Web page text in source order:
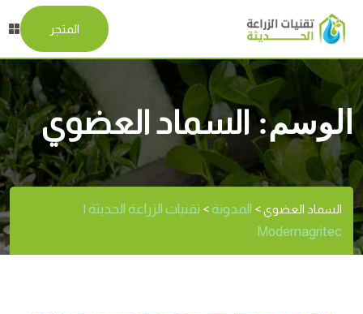
المتجر
الوسم:السماد العضوي
السماد العضوي> المدونة> تقنيات الزراعة الحديثة |
Modernagritec